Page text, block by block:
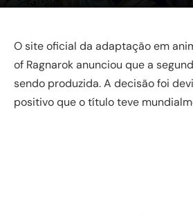
O site oficial da adaptação em
of Ragnarok anunciou que a
sendo produzida. A decisão foi
positivo que o título teve